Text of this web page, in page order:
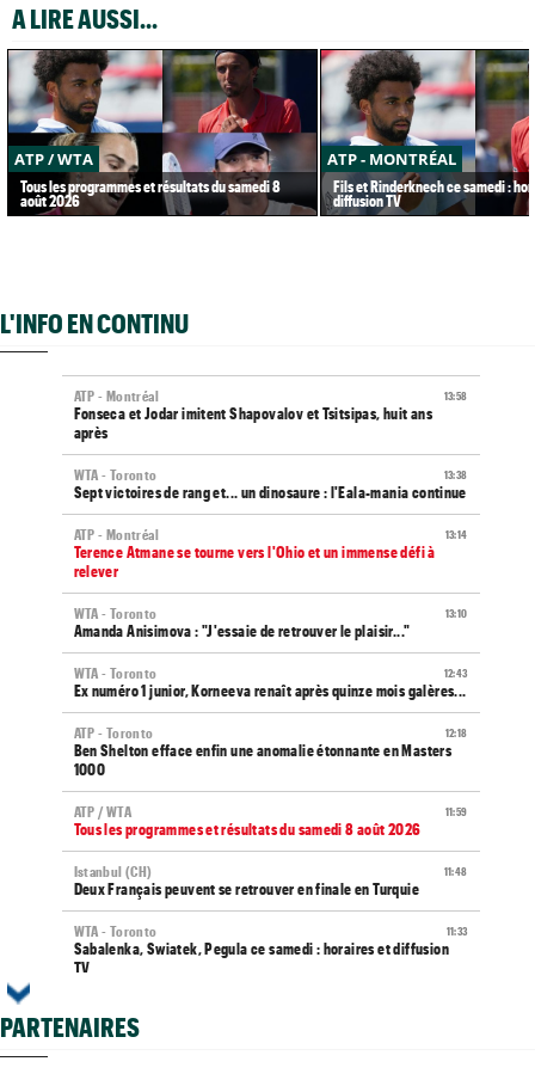
A LIRE AUSSI...
ATP / WTA
Tous les programmes et résultats du samedi 8
août 2026
ATP - MONTRÉAL
Fils et Rinderknech ce samedi :
diffusion TV
L'INFO EN CONTINU
13:58
ATP - Montréal
Fonseca et Jodar imitent Shapovalov et Tsitsipas, huit ans
après
13:38
WTA - Toronto
Sept victoires de rang et... un dinosaure : l'Eala-mania continue
13:14
ATP - Montréal
Terence Atmane se tourne vers l'Ohio et un immense défi à
relever
13:10
WTA - Toronto
Amanda Anisimova : "J'essaie de retrouver le plaisir..."
12:43
WTA - Toronto
Ex numéro 1 junior, Korneeva renaît après quinze mois galères...
12:18
ATP - Toronto
Ben Shelton efface enfin une anomalie étonnante en Masters
1000
11:59
ATP / WTA
Tous les programmes et résultats du samedi 8 août 2026
11:48
Istanbul (CH)
Deux Français peuvent se retrouver en finale en Turquie
11:33
WTA - Toronto
Sabalenka, Swiatek, Pegula ce samedi : horaires et diffusion
TV
Mathys Erhard peut aller chercher sa plus belle finale
PARTENAIRES